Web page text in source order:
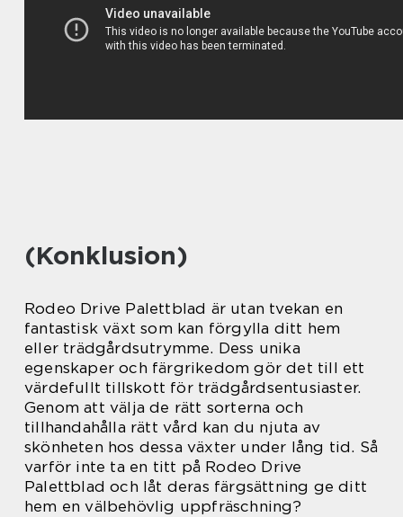
(Konklusion)
Rodeo Drive Palettblad är utan tvekan en
fantastisk växt som kan förgylla ditt hem
eller trädgårdsutrymme. Dess unika
egenskaper och färgrikedom gör det till ett
värdefullt tillskott för trädgårdsentusiaster.
Genom att välja de rätt sorterna och
tillhandahålla rätt vård kan du njuta av
skönheten hos dessa växter under lång tid. Så
varför inte ta en titt på Rodeo Drive
Palettblad och låt deras färgsättning ge ditt
hem en välbehövlig uppfräschning?